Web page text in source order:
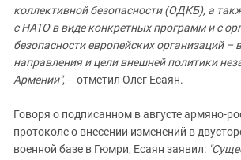
коллективной безопасности (ОДКБ), а
с НАТО в виде конкретных программ и с
безопасности европейских организаций –
направления и цели внешней политики
Армении", – отметил Олег Есаян.
Говоря о подписанном в августе армяно-
протоколе о внесении изменений в
военной базе в Гюмри, Есаян заявил: